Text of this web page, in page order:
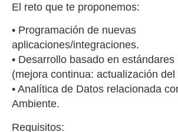
El reto que te proponemos:
• Programación de nuevas
aplicaciones/integraciones.
• Desarrollo basado en estándares
(mejora continua: actualización del
• Analítica de Datos relacionada
Ambiente.
Requisitos: